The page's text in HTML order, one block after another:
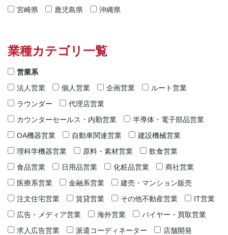
宮崎県
鹿児島県 沖縄県
業種カテゴリ一覧
営業系
法人営業
個人営業 企画営業
ルート営業
ラウンダー
代理店営業
カウンターセールス・内勤営業
半導体・電子部品営業
OA機器営業
自動車関連営業
建設機械営業
理科学機器営業
原料・素材営業
飲食営業
食品営業
日用品営業 化粧品営業
商社営業
医療系営業
金融系営業
建売・マンション販売
注文住宅営業
賃貸営業 その他不動産営業
IT営業
広告・メディア営業
海外営業
バイヤー・買取営業
求人広告営業
派遣コーディネーター
店舗開発